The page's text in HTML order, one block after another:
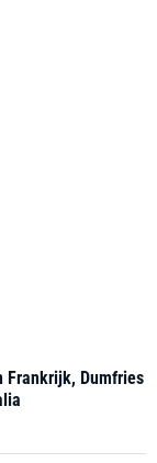
Frankrijk, Dumfries